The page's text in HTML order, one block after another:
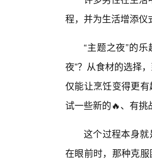
程，并为生活增添仪
“主题之夜”的
夜”？从食材的选择
仅能让烹饪变得更
试一些新的🔥、有
这个过程本身
在眼前时，那种克